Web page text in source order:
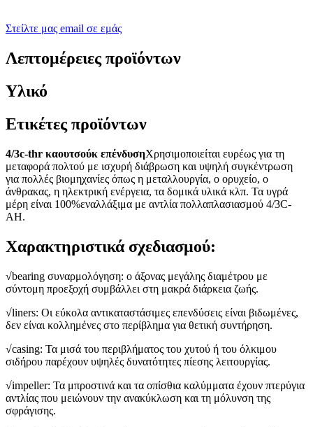
Στείλτε μας email σε εμάς
Λεπτομέρειες προϊόντων
Υλικό
Ετικέτες προϊόντων
4/3c-thr καουτσούκ επένδυσηΧρησιμοποιείται ευρέως για τη
μεταφορά πολτού με ισχυρή διάβρωση και υψηλή συγκέντρωση
για πολλές βιομηχανίες όπως η μεταλλουργία, ο ορυχείο, ο
άνθρακας, η ηλεκτρική ενέργεια, τα δομικά υλικά κλπ. Τα υγρά
μέρη είναι 100%εναλλάξιμα με αντλία πολλαπλασιασμού 4/3C-
AH.
Χαρακτηριστικά σχεδιασμού:
√bearing συναρμολόγηση: ο άξονας μεγάλης διαμέτρου με
σύντομη προεξοχή συμβάλλει στη μακρά διάρκεια ζωής.
√liners: Οι εύκολα αντικαταστάσιμες επενδύσεις είναι βιδωμένες,
δεν είναι κολλημένες στο περίβλημα για θετική συντήρηση.
√casing: Τα μισά του περιβλήματος του χυτού ή του όλκιμου
σιδήρου παρέχουν υψηλές δυνατότητες πίεσης λειτουργίας.
√impeller: Τα μπροστινά και τα οπίσθια καλύμματα έχουν πτερύγια
αντλίας που μειώνουν την ανακύκλωση και τη μόλυνση της
σφράγισης.